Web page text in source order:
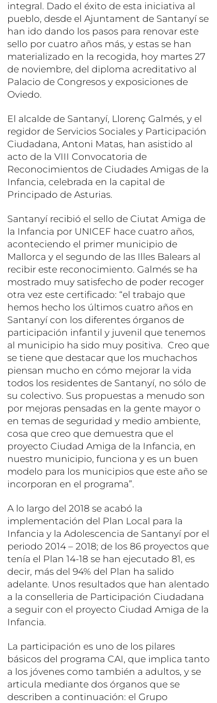
integral. Dado el éxito de esta iniciativa al
pueblo, desde el Ajuntament de Santanyí se
han ido dando los pasos para renovar este
sello por cuatro años más, y estas se han
materializado en la recogida, hoy martes 27
de noviembre, del diploma acreditativo al
Palacio de Congresos y exposiciones de
Oviedo.
El alcalde de Santanyí, Llorenç Galmés, y el
regidor de Servicios Sociales y Participación
Ciudadana, Antoni Matas, han asistido al
acto de la VIII Convocatoria de
Reconocimientos de Ciudades Amigas de la
Infancia, celebrada en la capital de
Principado de Asturias.
Santanyí recibió el sello de Ciutat Amiga de
la Infancia por UNICEF hace cuatro años,
aconteciendo el primer municipio de
Mallorca y el segundo de las Illes Balears al
recibir este reconocimiento. Galmés se ha
mostrado muy satisfecho de poder recoger
otra vez este certificado: “el trabajo que
hemos hecho los últimos cuatro años en
Santanyí con los diferentes órganos de
participación infantil y juvenil que tenemos
al municipio ha sido muy positiva. Creo que
se tiene que destacar que los muchachos
piensan mucho en cómo mejorar la vida
todos los residentes de Santanyí, no sólo de
su colectivo. Sus propuestas a menudo son
por mejoras pensadas en la gente mayor o
en temas de seguridad y medio ambiente,
cosa que creo que demuestra que el
proyecto Ciudad Amiga de la Infancia, en
nuestro municipio, funciona y es un buen
modelo para los municipios que este año se
incorporan en el programa”.
A lo largo del 2018 se acabó la
implementación del Plan Local para la
Infancia y la Adolescencia de Santanyí por el
periodo 2014 – 2018; de los 86 proyectos que
tenía el Plan 14-18 se han ejecutado 81, es
decir, más del 94% del Plan ha salido
adelante. Unos resultados que han alentado
a la conselleria de Participación Ciudadana
a seguir con el proyecto Ciudad Amiga de la
Infancia.
La participación es uno de los pilares
básicos del programa CAI, que implica tanto
a los jóvenes como también a adultos, y se
articula mediante dos órganos que se
describen a continuación: el Grupo